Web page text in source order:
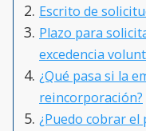
Escrito de
Plazo para
excedencia
¿Qué pasa si la
reincorporación?
¿Puedo cobrar